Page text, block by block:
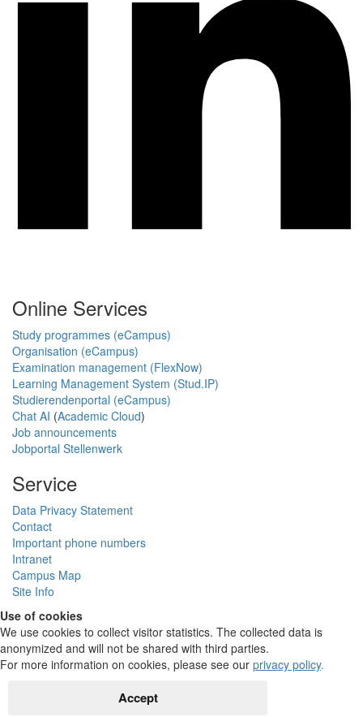
Online Services
Study programmes (eCampus)
Organisation (eCampus)
Examination management (FlexNow)
Learning Management System (Stud.IP)
Studierendenportal (eCampus)
Chat AI (Academic Cloud)
Job announcements
Jobportal Stellenwerk
Service
Data Privacy Statement
Contact
Important phone numbers
Intranet
Campus Map
Site Info
Use of cookies
We use cookies to collect visitor statistics. The collected data is
anonymized and will not be shared with third parties.
For more information on cookies, please see our privacy policy.
Accept